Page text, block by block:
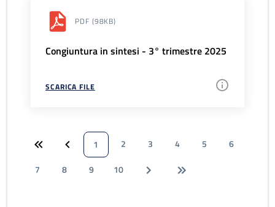
PDF (98KB)
Congiuntura in sintesi - 3° trimestre 2025
SCARICA FILE
1 2 3 4 5
6
7
8 9 10